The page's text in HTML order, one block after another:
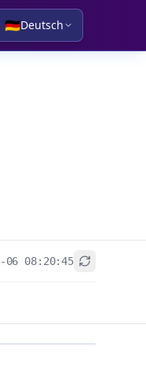
🇩🇪Deutsch
06 08:20:45